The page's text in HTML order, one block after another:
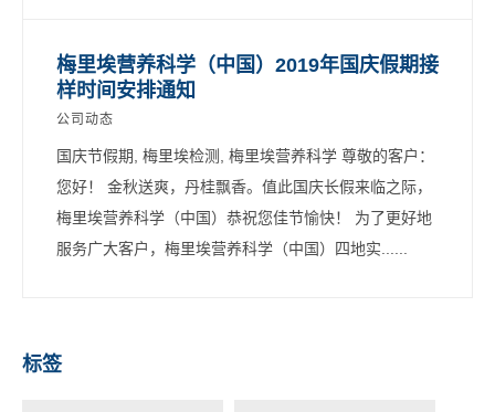
梅里埃营养科学（中国）2019年国庆假期接
样时间安排通知
公司动态
国庆节假期, 梅里埃检测, 梅里埃营养科学 尊敬的客户：
您好！ 金秋送爽，丹桂飘香。值此国庆长假来临之际，
梅里埃营养科学（中国）恭祝您佳节愉快！ 为了更好地
服务广大客户，梅里埃营养科学（中国）四地实......
标签